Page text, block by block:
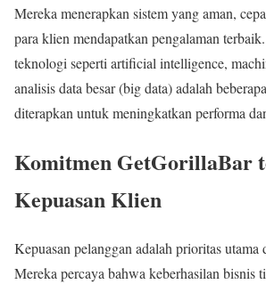
Mereka menerapkan sistem yang aman,
para klien mendapatkan pengalaman
teknologi seperti artificial intelligence,
analisis data besar (big data) adalah
diterapkan untuk meningkatkan performa
Komitmen GetGorillaBar
Kepuasan Klien
Kepuasan pelanggan adalah prioritas
Mereka percaya bahwa keberhasilan bisnis